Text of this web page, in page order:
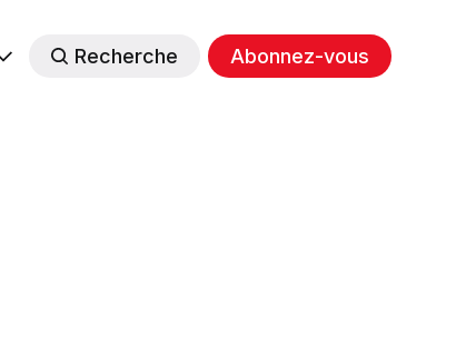
Recherche Abonnez-vous